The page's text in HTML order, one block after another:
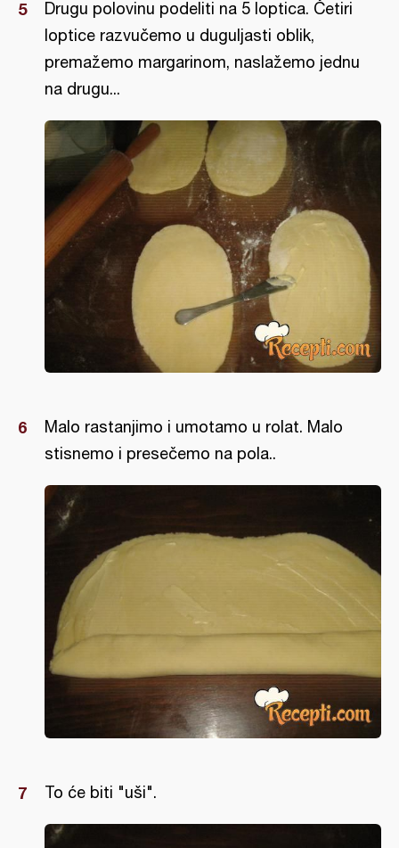
Drugu polovinu podeliti na 5 loptica. Četiri
loptice razvučemo u duguljasti oblik,
premažemo margarinom, naslažemo jednu
na drugu...
Malo rastanjimo i umotamo u rolat. Malo
stisnemo i presečemo na pola..
To će biti "uši".